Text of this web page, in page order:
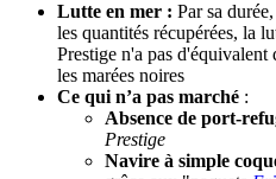
Lutte en mer : Par sa
les quantités récupérées, la
Prestige n'a pas
les marées noires
Ce qui n’a pas marché :
Absence de port-
Prestige
Navire à simple